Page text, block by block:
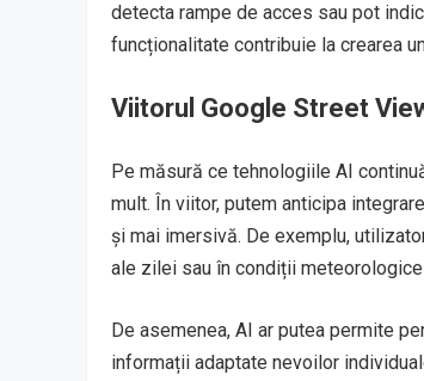
detecta rampe de acces sau pot
funcționalitate contribuie la crearea
Viitorul Google Street
Pe măsură ce tehnologiile AI
mult. În viitor, putem anticipa
și mai imersivă. De exemplu,
ale zilei sau în condiții meteorologice
De asemenea, AI ar putea permite
informații adaptate nevoilor